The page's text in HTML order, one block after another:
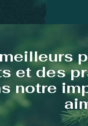
et des
notre